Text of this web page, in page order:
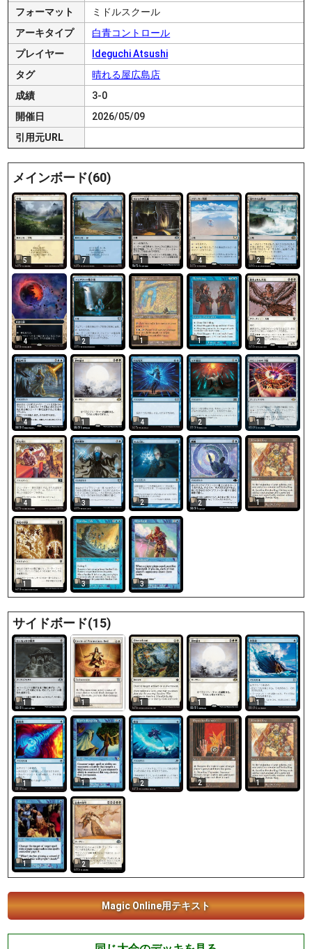
フォーマット
ミドルスクール
アーキタイプ
白青コントロール
プレイヤー
Ideguchi Atsushi
タグ
晴れる屋広島店
成績
3-0
開催日
2026/05/09
引用元URL
メインボード(60)
5 7 1 4 2
4 2 1 1 2
4 1 4 2 1
4 3 2 2 1
1 3 3
サイドボード(15)
1 1 1 1 1
1 1 2 2 1
1 2
Magic Online用テキスト